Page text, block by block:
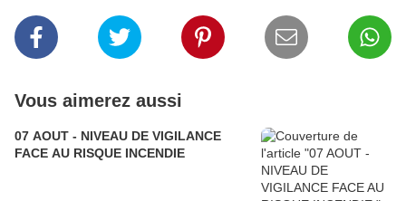
Vous aimerez aussi
07 AOUT - NIVEAU DE VIGILANCE
FACE AU RISQUE INCENDIE